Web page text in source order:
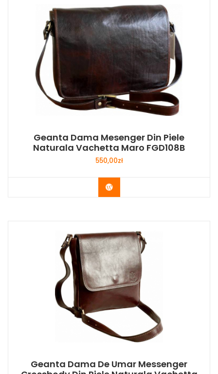
Geanta Dama Mesenger Din Piele
Naturala Vachetta Maro FGD108B
550,00zł
Buy Now
Geanta Dama De Umar Messenger